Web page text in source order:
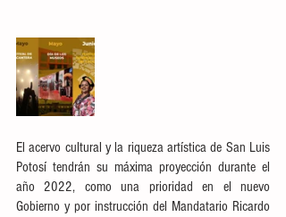
El acervo cultural y la riqueza artística de San Luis
Potosí tendrán su máxima proyección durante el
año 2022, como una prioridad en el nuevo
Gobierno y por instrucción del Mandatario Ricardo